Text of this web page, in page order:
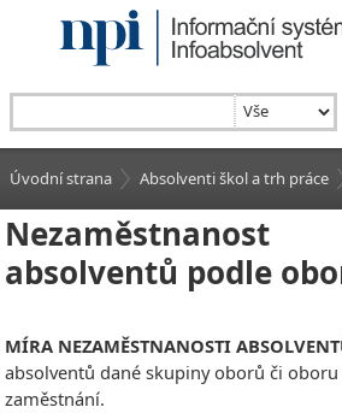
Úvodní strana Absolventi škol a trh práce
Nezaměstnanost
absolventů podle
MÍRA NEZAMĚSTNANOSTI
absolventů dané skupiny oborů či
zaměstnání.